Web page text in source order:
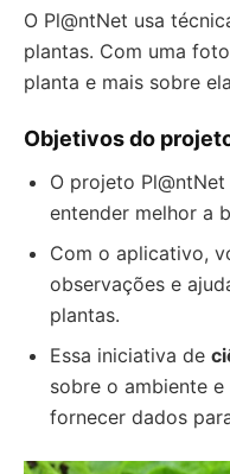
O Pl@ntNet usa
plantas. Com uma
planta e mais sobre
Objetivos do
O projeto
entender melhor a
Com o aplicativo,
observações e
plantas.
Essa iniciativa de
sobre o ambiente
fornecer dados